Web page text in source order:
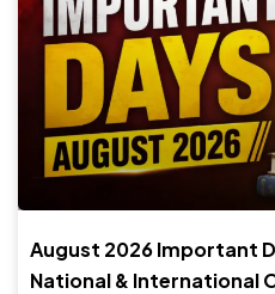
August 2026 Important
National & International